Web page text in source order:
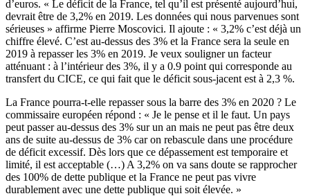
d’euros. « Le déficit de la France, tel qu’il est présenté aujourd’hui,
devrait être de 3,2% en 2019. Les données qui nous parvenues sont
sérieuses » affirme Pierre Moscovici. Il ajoute : « 3,2% c’est déjà un
chiffre élevé. C’est au-dessus des 3% et la France sera la seule en
2019 à repasser les 3% en 2019. Je veux souligner un facteur
atténuant : à l’intérieur des 3%, il y a 0.9 point qui corresponde au
transfert du CICE, ce qui fait que le déficit sous-jacent est à 2,3 %.
La France pourra-t-elle repasser sous la barre des 3% en 2020 ? Le
commissaire européen répond : « Je le pense et il le faut. Un pays
peut passer au-dessus des 3% sur un an mais ne peut pas être deux
ans de suite au-dessus de 3% car on rebascule dans une procédure
de déficit excessif. Dès lors que ce dépassement est temporaire et
limité, il est acceptable (…) A 3,2% on va sans doute se rapprocher
des 100% de dette publique et la France ne peut pas vivre
durablement avec une dette publique qui soit élevée. »